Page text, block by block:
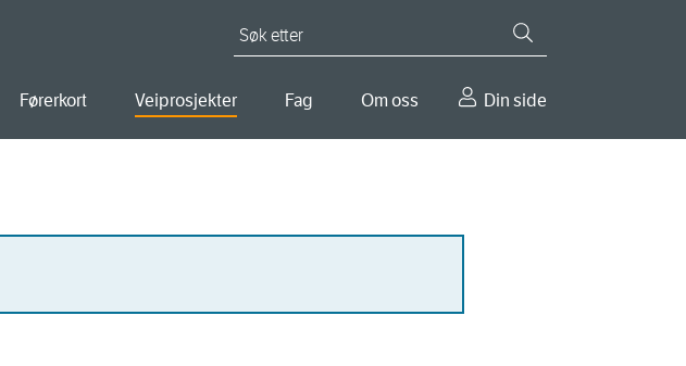
Førerkort Veiprosjekter Fag Om oss Din side